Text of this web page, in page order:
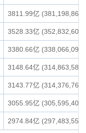
3811.99亿
3528.33亿
3380.66亿
3148.64亿
3143.77亿
3055.95亿
2974.84亿